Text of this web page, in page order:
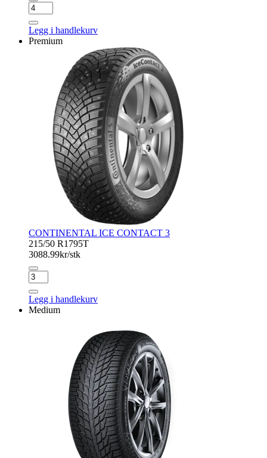
MAXTREK
TREK
M7
PLUS
Legg i handlekurv
Premium
CONTINENTAL ICE CONTACT 3
215/50 R1795T
3088.99kr/stk
CONTINENTAL
ICE
CONTACT
3
Legg i handlekurv
Medium